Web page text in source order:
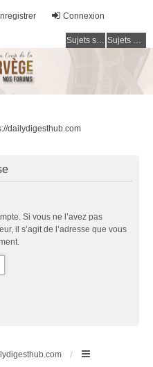
Connexion
Sujets sans réponse Sujets actifs
dailydigesthub.com
Si vous ne l’avez pas
il s’agit de l’adresse que vous